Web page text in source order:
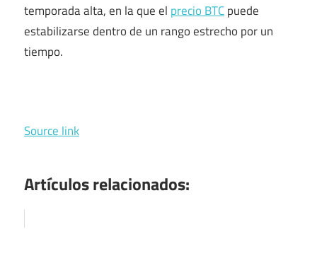
temporada alta, en la que el precio BTCpuede
estabilizarse dentro de un rango estrecho por un
tiempo.
Source link
Artículos relacionados: